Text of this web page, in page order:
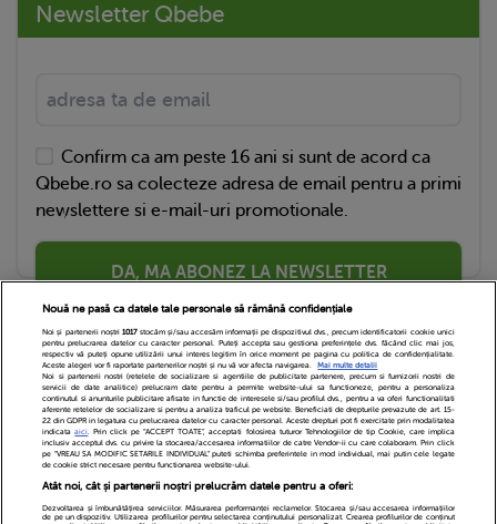
Newsletter Qbebe
Confirm ca am peste 16 ani si sunt de acord ca
Qbebe.ro sa colecteze adresa de email pentru a primi
newslettere si e-mail-uri promotionale.
DA, MA ABONEZ LA NEWSLETTER
Echipa Editoriala Newsletter
Contact
Cariere
Cookies
Politica de confidentialitate
Nouă ne pasă ca datele tale personale să rămână confidențiale
Noi și partenerii noștri 1017stocăm și/sau accesăm informații pe dispozitivul dvs., precum identificatorii cookie unici
pentru prelucrarea datelor cu caracter personal. Puteți accepta sau gestiona preferințele dvs. făcând clic mai jos,
respectiv vă puteți opune utilizării unui interes legitim în orice moment pe pagina cu politica de confidențialitate.
Aceste alegeri vor fi raportate partenerilor noștri și nu vă vor afecta navigarea.
Mai multe detalii
Noi si partenerii nostri (retelele de socializare si agentiile de publicitate partenere, precum si furnizorii nostri de
servicii de date analitice) prelucram date pentru a permite website-ului sa functioneze, pentru a personaliza
continutul si anunturile publicitare afisate in functie de interesele si/sau profilul dvs., pentru a va oferi functionalitati
aferente retelelor de socializare si pentru a analiza traficul pe website. Beneficiati de drepturile prevazute de art. 15-
22 din GDPR in legatura cu prelucrarea datelor cu caracter personal. Aceste drepturi pot fi exercitate prin modalitatea
indicataaici. Prin click pe “ACCEPT TOATE”, acceptati folosirea tuturor Tehnologiilor de tip Cookie, care implica
inclusiv acceptul dvs. cu privire la stocarea/accesarea informatiilor de catre Vendor-ii cu care colaboram. Prin click
pe “VREAU SA MODIFIC SETARILE INDIVIDUAL” puteti schimba preferintele in mod individual, mai putin cele legate
de cookie strict necesare pentru functionarea website-ului.
Atât noi, cât și partenerii noștri prelucrăm datele pentru a oferi:
Dezvoltarea și îmbunătățirea serviciilor. Măsurarea performanței reclamelor. Stocarea și/sau accesarea informațiilor
de pe un dispozitiv. Utilizarea profilurilor pentru selectarea conținutului personalizat. Crearea profilurilor de conținut